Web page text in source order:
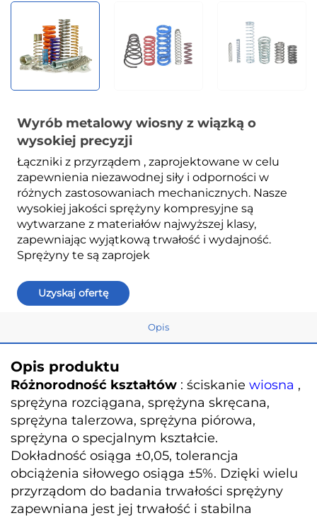
Wyrób metalowy wiosny z wiązką o
wysokiej precyzji
Łączniki z przyrządem , zaprojektowane w celu
zapewnienia niezawodnej siły i odporności w
różnych zastosowaniach mechanicznych. Nasze
wysokiej jakości sprężyny kompresyjne są
wytwarzane z materiałów najwyższej klasy,
zapewniając wyjątkową trwałość i wydajność.
Sprężyny te są zaprojek
Uzyskaj ofertę
Opis
Opis produktu
Różnorodność kształtów : ściskanie wiosna ,
sprężyna rozciągana, sprężyna skręcana,
sprężyna talerzowa, sprężyna piórowa,
sprężyna o specjalnym kształcie.
Dokładność osiąga ±0,05, tolerancja
obciążenia siłowego osiąga ±5%. Dzięki wielu
przyrządom do badania trwałości sprężyny
zapewniana jest jej trwałość i stabilna